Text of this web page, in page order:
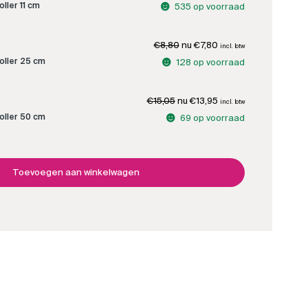
11 cm
prijs
prijs
535 op voorraad
25 cm
€8,80Oorspronkelijke
prijs
€7,80Huidige
prijs
incl. btw
128 op voorraad
50 cm
€15,05Oorspronkelijke
prijs
€13,95Huidige
prijs
incl. btw
69 op voorraad
Toevoegen aan winkelwagen